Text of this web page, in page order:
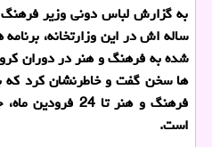
به گزارش لباس دونی وزیر
ساله اش در این وزارتخانه،
شده به فرهنگ و هنر در دوران
ها سخن گفت و خاطرنشان كرد كه
فرهنگ و هنر تا
است.